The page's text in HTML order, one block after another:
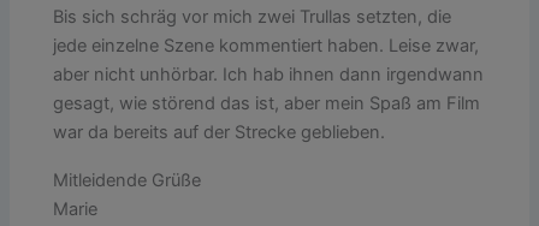
Bis sich schräg vor mich zwei Trullas setzten, die
jede einzelne Szene kommentiert haben. Leise zwar,
aber nicht unhörbar. Ich hab ihnen dann irgendwann
gesagt, wie störend das ist, aber mein Spaß am Film
war da bereits auf der Strecke geblieben.
Mitleidende Grüße
Marie